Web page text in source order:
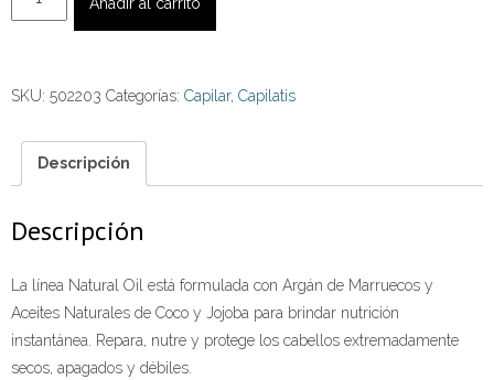
170
cantidad
Añadir al carrito
SKU: 502203 Categorías: Capilar, Capilatis
Descripción
Descripción
La línea Natural Oil está formulada con Argán de Marruecos y
Aceites Naturales de Coco y Jojoba para brindar nutrición
instantánea. Repara, nutre y protege los cabellos extremadamente
secos, apagados y débiles.